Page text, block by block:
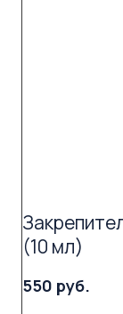
(10 мл)
550 руб.